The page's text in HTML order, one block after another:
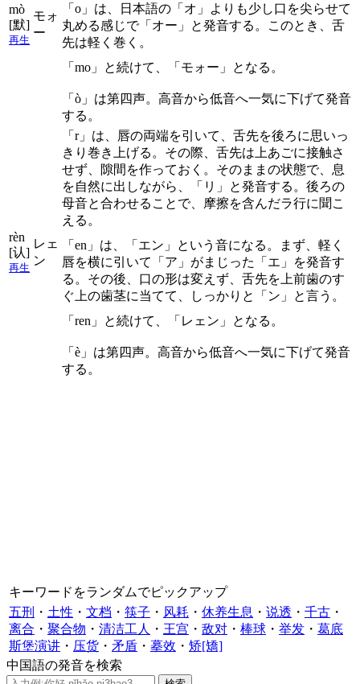
mò
[默]
再生
モォ
ー
「o」は、日本語の「オ」よりも少し口を尖らせて
丸める感じで「オー」と発音する。このとき、舌
先は軽く巻く。
「mo」と続けて、「モォー」となる。
「ò」は第四声。高音から低音へ一気に下げて発音
する。
rèn
[认]
再生
レェ
ン
「r」は、唇の両端を引いて、舌先を後ろに思いっ
きり巻き上げる。その際、舌先は上あごに接触さ
せず、隙間を作っておく。そのままの状態で、息
を自然に出しながら、「リ」と発音する。後ろの
母音と合わせることで、摩擦を含んだラ行に聞こ
える。
「en」は、「エン」という音になる。まず、軽く
唇を横に引いて「ア」がまじった「エ」を発音す
る。その後、口の形は変えず、舌先を上前歯のす
ぐ上の歯茎に当てて、しっかりと「ン」と言う。
「ren」と続けて、「レェン」となる。
「è」は第四声。高音から低音へ一気に下げて発音
する。
キーワードをランダムでピックアップ
五刑
・ 土性 ・ 文档 ・ 筷子 ・ 风耗 ・ 休养生息 ・ 说透 ・ 千古 ・
离合 ・ 聚合物 ・ 清洁工人 ・ 王宫 ・ 敌对 ・ 棒球 ・ 举发 ・ 葛底
斯堡演讲 ・ 压货 ・ 矛盾 ・ 摹效 ・ 矫[矯]
中国語の発音を検索